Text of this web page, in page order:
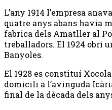
L’any 1914 l’empresa
quatre anys abans havia
fabrica dels Amatller al
treballadors. El 1924 obri
Banyoles.
El 1928 es constituí
domicili a l’avinguda
final de la dècada dels